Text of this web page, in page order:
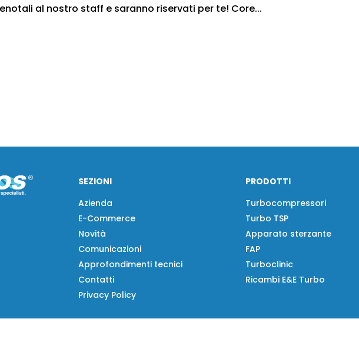
al nostro staff e saranno riservati per te! Core...
SEZIONI
Azienda
E-Commerce
Novità
Comunicazioni
Approfondimenti tecnici
Contatti
Privacy Policy
PRODOTTI
Turbocompressori
Turbo TSP
Apparato sterzante
FAP
Turboclinic
Ricambi E&E Turbo